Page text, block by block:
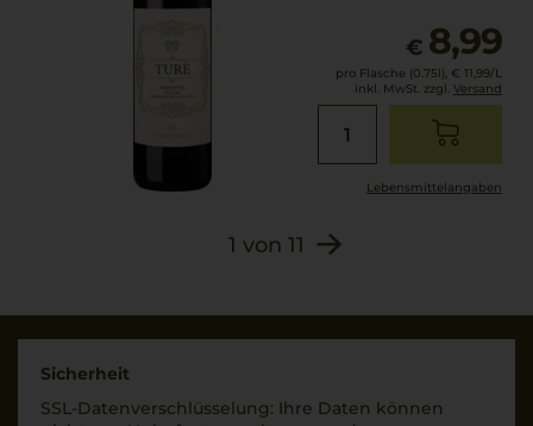
Konservierungsstoffe
Antioxidationsmittel:
SULFITE.
€ 8,99
pro Flasche (0.75l), € 11,99/L
inkl. MwSt. zzgl. Versand
Lebensmittel­angaben
1 von 11
Sicherheit
SSL-Daten­verschlüs­selung: Ihre Daten können